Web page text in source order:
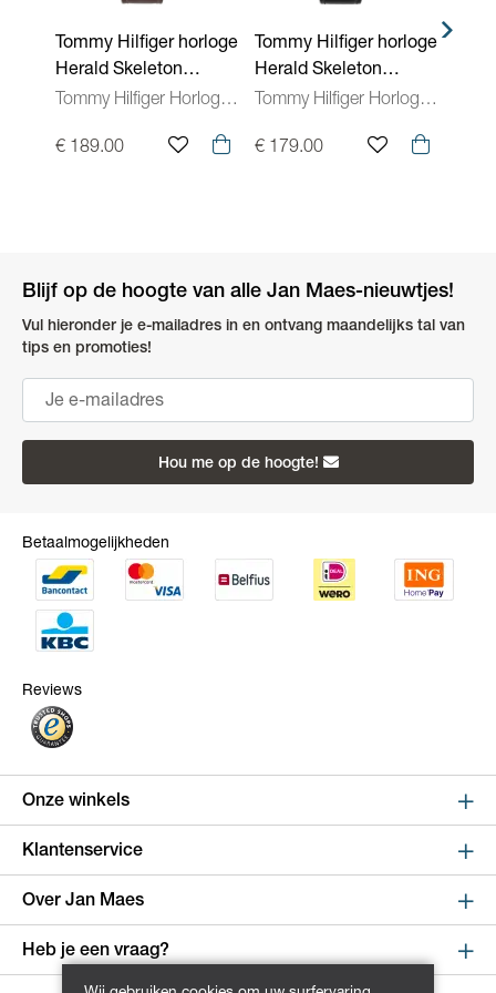
Tommy Hilfiger horloge
Herald Skeleton
1710757
Tommy Hilfiger Horloges Heren
€ 189.00
Tommy Hilfiger horloge
Herald Skeleton
1710756
Tommy Hilfiger Horloges Heren
€ 179.00
Blijf op de hoogte van alle Jan Maes-nieuwtjes!
Vul hieronder je e-mailadres in en ontvang maandelijks tal van
tips en promoties!
Hou me op de hoogte!
Betaalmogelijkheden
Reviews
Onze winkels
Sint Niklaas
Kapelstraat 100, shop 123
9100 Sint-Niklaas
Wijnegem
Klantenservice
Online bestellen en betalen
Over Jan Maes
Over Jan Maes
Heb je een vraag?